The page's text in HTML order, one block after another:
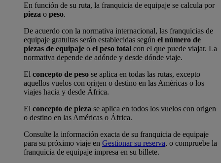
En función de su ruta, la franquicia de equipaje se calcula por
pieza o peso.
De acuerdo con la normativa internacional, las franquicias de
equipaje gratuitas serán establecidas según el número de
piezas de equipaje o el peso total con el que puede viajar. La
normativa depende de adónde y desde dónde viaje.
El concepto de peso se aplica en todas las rutas, excepto
aquellos vuelos con origen o destino en las Américas o los
viajes hacia y desde África.
El concepto de pieza se aplica en todos los vuelos con origen
o destino en las Américas o África.
Consulte la información exacta de su franquicia de equipaje
para su próximo viaje en Gestionar su reserva, o compruebe la
franquicia de equipaje impresa en su billete.